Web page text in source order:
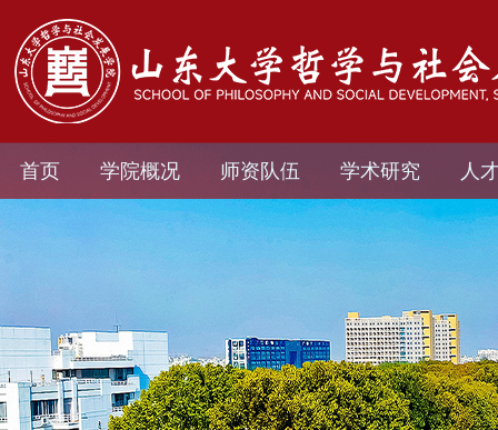
首页 学院概况 师资队伍 学术研究 人